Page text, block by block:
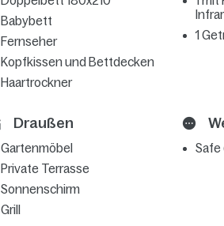
Babybett
Fernseher
Kopfkissen und Bettdecken
Haartrockner
1
Draußen
Gartenmöbel
Private Terrasse
Sonnenschirm
Grill
Safe